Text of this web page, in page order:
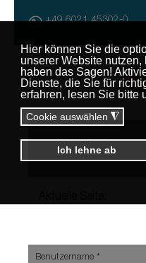
+49 6021 45302-0
Benutzername *